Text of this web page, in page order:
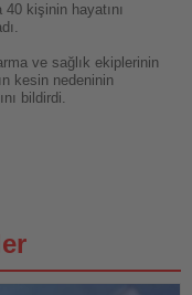
kişinin hayatını
ve sağlık ekiplerinin
kesin nedeninin
bildirdi.